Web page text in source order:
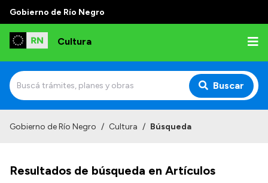
Gobierno de Río Negro
Cultura
Buscar
Funciones
Gobierno de Río Negro / Cultura / Búsqueda
Resultados de búsqueda en Artículos